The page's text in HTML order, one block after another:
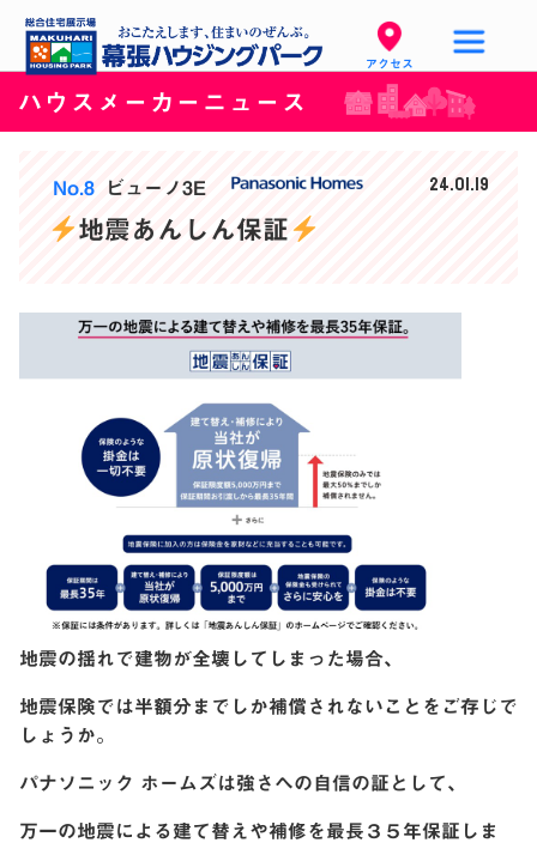
アクセス
ハウスメーカーニュース
No.8 ビューノ3E 24.01.19
地震あんしん保証
地震の揺れで建物が全壊してしまった場合、
地震保険では半額分までしか補償されないことをご存じで
しょうか。
パナソニック ホームズは強さへの自信の証として、
万一の地震による建て替えや補修を最長３５年保証しま